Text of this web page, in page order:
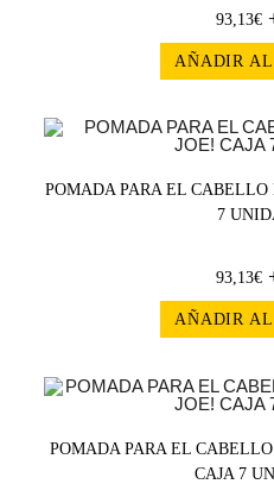
93,13€
AÑADIR
POMADA PARA EL
7
93,13€
AÑADIR
POMADA PARA EL
CAJA 7